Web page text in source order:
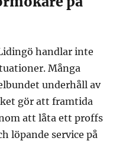
handlar inte
Många
underhåll av
gör att framtida
att låta ett proffs
löpande service på